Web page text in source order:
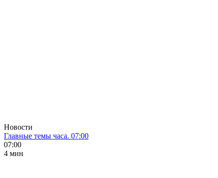
Новости
Главные темы часа. 07:00
07:00
4 мин